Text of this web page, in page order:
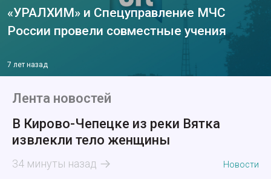
«УРАЛХИМ» и Спецуправление МЧС
России провели совместные учения
7 лет назад
Лента новостей
В Кирово-Чепецке из реки Вятка
извлекли тело женщины
34 минуты назад Новости